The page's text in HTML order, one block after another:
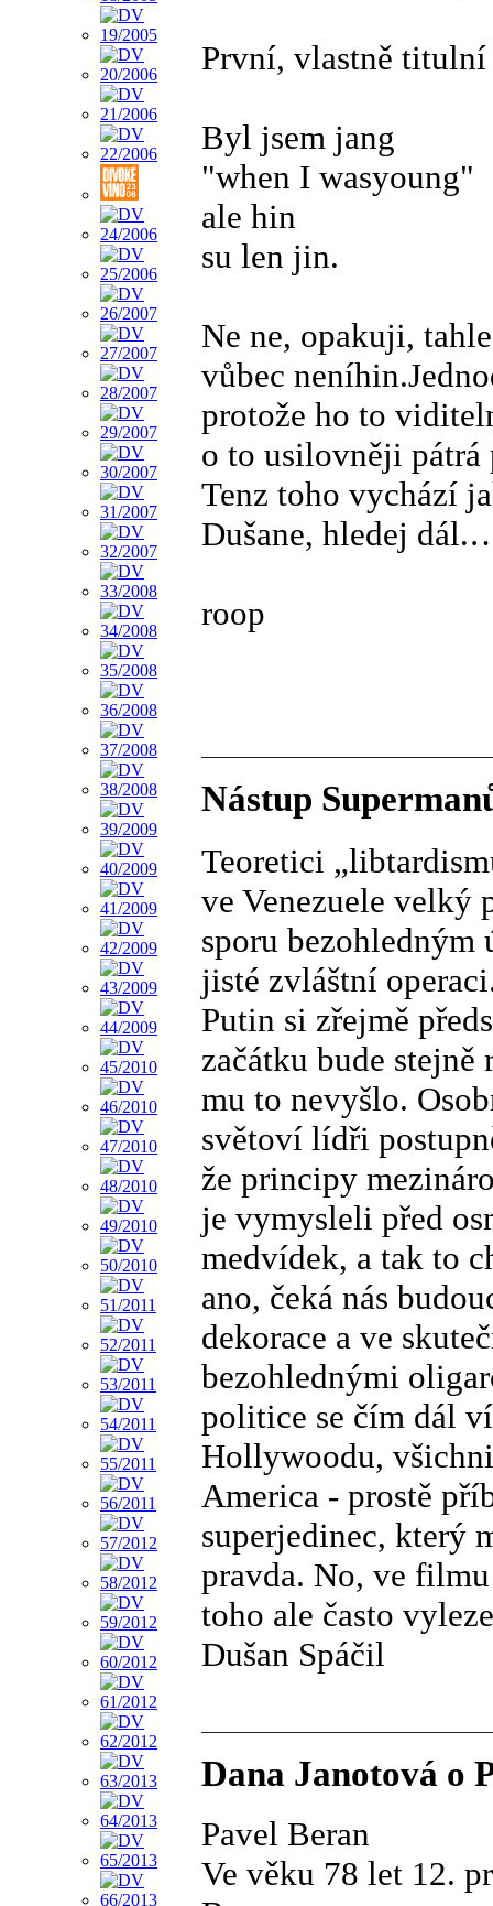
První, vlastně titulní
Byl jsem jang
"when I wasyoung"
ale hin
su len jin.
Ne ne, opakuji,
vůbec
protože ho to
o to usilovněji pátrá
Tenz toho vychází
Dušane, hledej
roop
Nástup
Teoretici
ve Venezuele velký
sporu bezohledným
jisté zvláštní
Putin si zřejmě
začátku bude
mu to nevyšlo.
světoví lídři
že principy
je vymysleli před
medvídek, a tak to
ano, čeká nás
dekorace a ve
bezohlednými
politice se čím dál
Hollywoodu,
America - prostě
superjedinec, který
pravda. No, ve
toho ale často
Dušan Spáčil
Dana Janotová o
Pavel Beran
Ve věku 78 let 12.